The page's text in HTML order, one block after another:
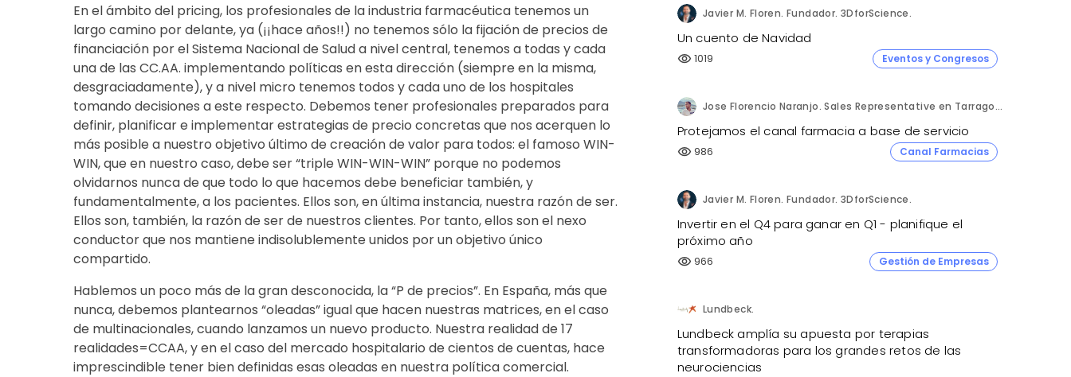
En el ámbito del pricing, los profesionales de la industria farmacéutica tenemos un
largo camino por delante, ya (¡¡hace años!!) no tenemos sólo la fijación de precios de
financiación por el Sistema Nacional de Salud a nivel central, tenemos a todas y cada
una de las CC.AA. implementando políticas en esta dirección (siempre en la misma,
desgraciadamente), y a nivel micro tenemos todos y cada uno de los hospitales
tomando decisiones a este respecto. Debemos tener profesionales preparados para
definir, planificar e implementar estrategias de precio concretas que nos acerquen lo
más posible a nuestro objetivo último de creación de valor para todos: el famoso WIN-
WIN, que en nuestro caso, debe ser “triple WIN-WIN-WIN” porque no podemos
olvidarnos nunca de que todo lo que hacemos debe beneficiar también, y
fundamentalmente, a los pacientes. Ellos son, en última instancia, nuestra razón de ser.
Ellos son, también, la razón de ser de nuestros clientes. Por tanto, ellos son el nexo
conductor que nos mantiene indisolublemente unidos por un objetivo único
compartido.
Hablemos un poco más de la gran desconocida, la “P de precios”. En España, más que
nunca, debemos plantearnos “oleadas” igual que hacen nuestras matrices, en el caso
de multinacionales, cuando lanzamos un nuevo producto. Nuestra realidad de 17
realidades=CCAA, y en el caso del mercado hospitalario de cientos de cuentas, hace
imprescindible tener bien definidas esas oleadas en nuestra política comercial.
Javier M. Floren. Fundador. 3DforScience.
Un cuento de Navidad
visibility 1019 Eventos y Congresos
Jose Florencio Naranjo. Sales Representative en Tarragona.
Protejamos el canal farmacia a base de servicio
visibility 986 Canal Farmacias
Javier M. Floren. Fundador. 3DforScience.
Invertir en el Q4 para ganar en Q1 - planifique el
próximo año
visibility 966 Gestión de Empresas
Lundbeck.
Lundbeck amplía su apuesta por terapias
transformadoras para los grandes retos de las
neurociencias